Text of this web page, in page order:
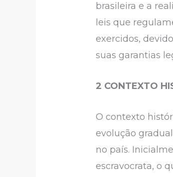
brasileira e a
leis que
exercidos,
suas garantias
2 CONTEXTO
O contexto
evolução
no país.
escravocrata, o